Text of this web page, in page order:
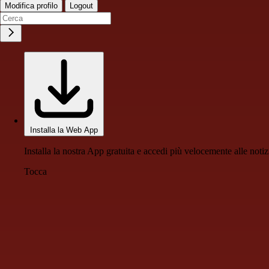
Modifica profilo Logout
Installa la Web App
Installa la nostra App gratuita e accedi più velocemente alle
Tocca